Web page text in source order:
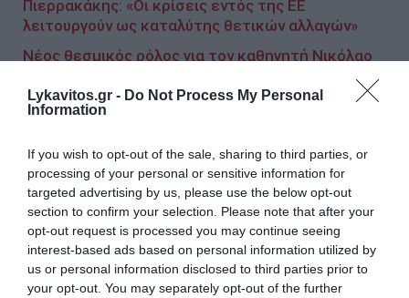
Lykavitos.gr - Do Not Process My Personal
Information
If you wish to opt-out of the sale, sharing to third parties, or
processing of your personal or sensitive information for
targeted advertising by us, please use the below opt-out
section to confirm your selection. Please note that after your
opt-out request is processed you may continue seeing
interest-based ads based on personal information utilized by
us or personal information disclosed to third parties prior to
your opt-out. You may separately opt-out of the further
Πιερρακάκης: «Οι κρίσεις εντός της ΕΕ
λειτουργούν ως καταλύτης θετικών αλλαγών»
Νέος θεσμικός ρόλος για τον καθηγητή Νικόλαο
Τράπεζα
Ακολουθήστε το Lykavitos.gr
στο Google News
και μάθετε πρώτοι όλες τις
ειδήσεις